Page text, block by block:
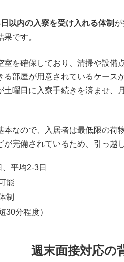
以内の入寮を受け入れる体制
です。
を確保しており、清掃や設備
る部屋が用意されているケース
土曜日に入寮手続きを済ませ、
本なので、入居者は最低限の荷
完備されているため、引っ越
平均2-3日
能
制
30分程度）
週末面接対応の